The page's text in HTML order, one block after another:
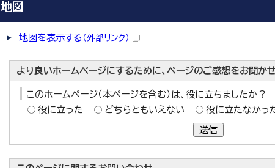
地図
地図を表示する （外部リンク）
より良いホームページにするために、ページのご感想をお聞か
このホームページ（本ページを含む）は、役に立ちましたか？
役に立った
どちらともいえない 役に立たなかっ
送信